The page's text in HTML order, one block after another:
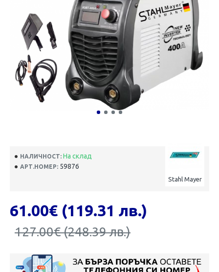
НАЛИЧНОСТ: На склад
АРТ.НОМЕР: 59876
Stahl Mayer
127.00€ (248.39 лв.)
61.00€ (119.31 лв.)